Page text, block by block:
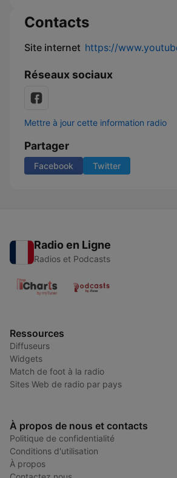
Contacts
Site internet https://
Réseaux sociaux
Mettre à jour cette information radio
Partager
Facebook Twitter
Radio en Ligne
Radios et Podcasts
Ressources
Diffuseurs
Widgets
Match de foot à la radio
Sites Web de radio par pays
À propos de nous et contacts
Politique de confidentialité
Conditions d'utilisation
À propos